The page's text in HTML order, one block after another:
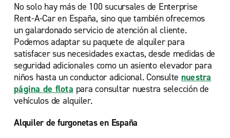
No solo hay más de 100 sucursales de Enterprise
Rent-A-Car en España, sino que también ofrecemos
un galardonado servicio de atención al cliente.
Podemos adaptar su paquete de alquiler para
satisfacer sus necesidades exactas, desde medidas de
seguridad adicionales como un asiento elevador para
niños hasta un conductor adicional. Consulte nuestra
página de flota para consultar nuestra selección de
vehículos de alquiler.
Alquiler de furgonetas en España